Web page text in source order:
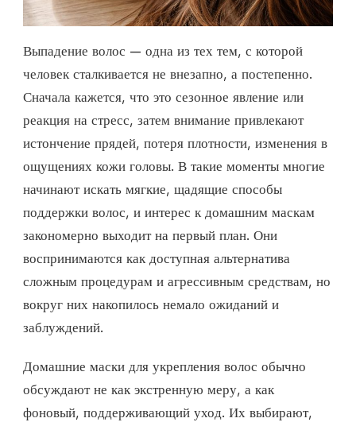
Выпадение волос — одна из тех тем, с которой
человек сталкивается не внезапно, а постепенно.
Сначала кажется, что это сезонное явление или
реакция на стресс, затем внимание привлекают
истончение прядей, потеря плотности, изменения в
ощущениях кожи головы. В такие моменты многие
начинают искать мягкие, щадящие способы
поддержки волос, и интерес к домашним маскам
закономерно выходит на первый план. Они
воспринимаются как доступная альтернатива
сложным процедурам и агрессивным средствам, но
вокруг них накопилось немало ожиданий и
заблуждений.
Домашние маски для укрепления волос обычно
обсуждают не как экстренную меру, а как
фоновый, поддерживающий уход. Их выбирают,